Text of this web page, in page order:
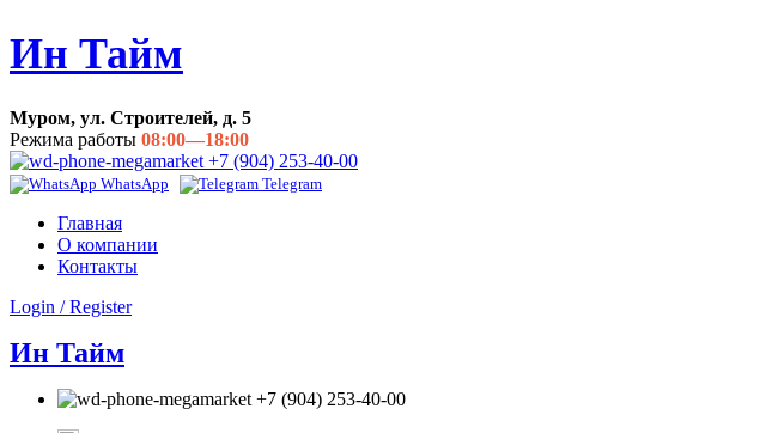
Ин Тайм
Муром, ул. Строителей, д. 5
Режима работы 08:00—18:00
+7 (904) 253-40-00
WhatsApp Telegram
Главная
О компании
Контакты
Login / Register
Ин Тайм
+7 (904) 253-40-00